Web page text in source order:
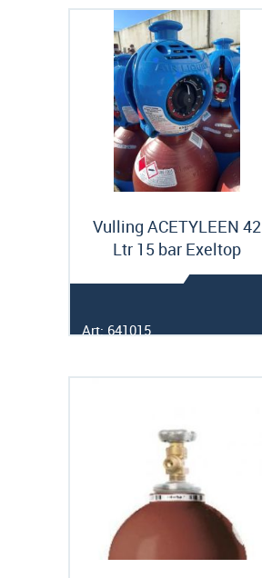
Vulling ACETYLEEN 42
Ltr 15 bar Exeltop
Art: 641015